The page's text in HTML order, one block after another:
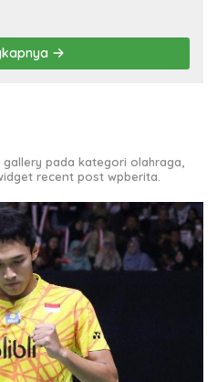
pada kategori olahraga,
recent post wpberita.